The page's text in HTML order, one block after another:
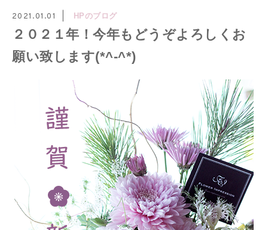
2021.01.01 HPのブログ
２０２１年！今年もどうぞよろしくお
願い致します(*^-^*)